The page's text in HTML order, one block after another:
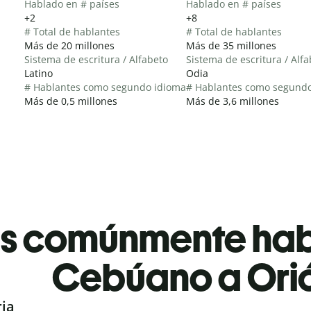
Hablado en # países
+2
# Total de hablantes
Más de 20 millones
Sistema de escritura / Alfabeto
Latino
# Hablantes como segundo idioma
Más de 0,5 millones
Hablado en # países
+8
# Total de hablantes
Más de 35 millones
Sistema de escritura /
Odia
# Hablantes como
Más de 3,6 millones
comúnmente
Cebúano a